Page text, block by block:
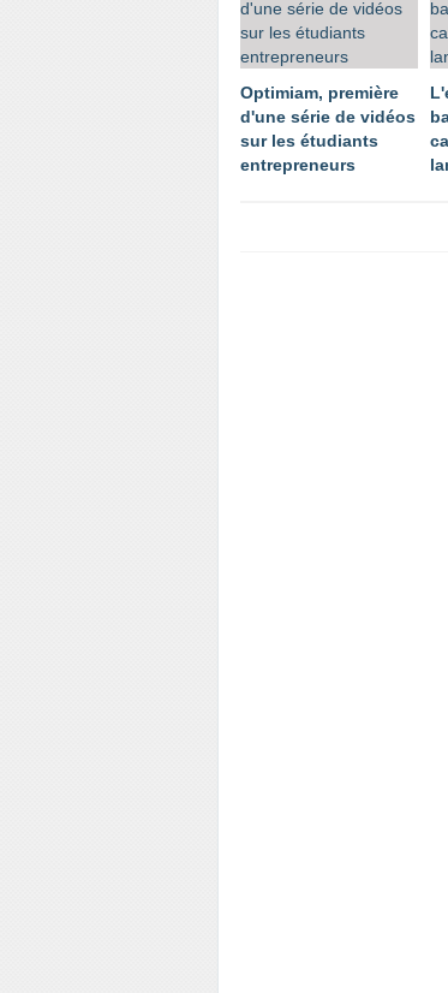
Optimiam, première
d'une série de vidéos
sur les étudiants
entrepreneurs